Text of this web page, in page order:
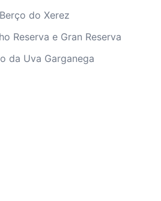
do Xerez
Reserva e Gran Reserva
da Uva Garganega